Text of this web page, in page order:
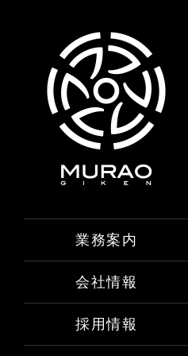
業務案内
会社情報
採用情報